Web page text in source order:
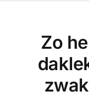
Zo